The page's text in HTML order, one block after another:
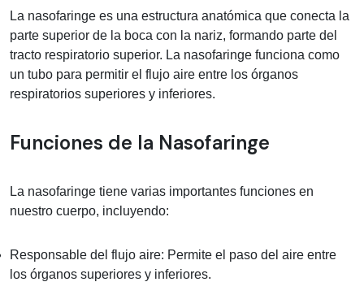
La nasofaringe es una estructura anatómica que conecta la
parte superior de la boca con la nariz, formando parte del
tracto respiratorio superior. La nasofaringe funciona como
un tubo para permitir el flujo aire entre los órganos
respiratorios superiores y inferiores.
Funciones de la Nasofaringe
La nasofaringe tiene varias importantes funciones en
nuestro cuerpo, incluyendo:
Responsable del flujo aire: Permite el paso del aire entre
los órganos superiores y inferiores.